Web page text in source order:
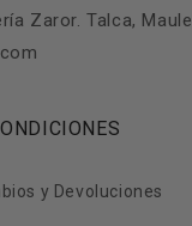
Zaror. Talca, Maule
y Devoluciones